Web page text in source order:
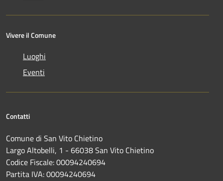
Vivere il Comune
Luoghi
Eventi
Contatti
Comune di San Vito Chietino
Largo Altobelli, 1 - 66038 San Vito Chietino
Codice Fiscale: 00094240694
Partita IVA: 00094240694